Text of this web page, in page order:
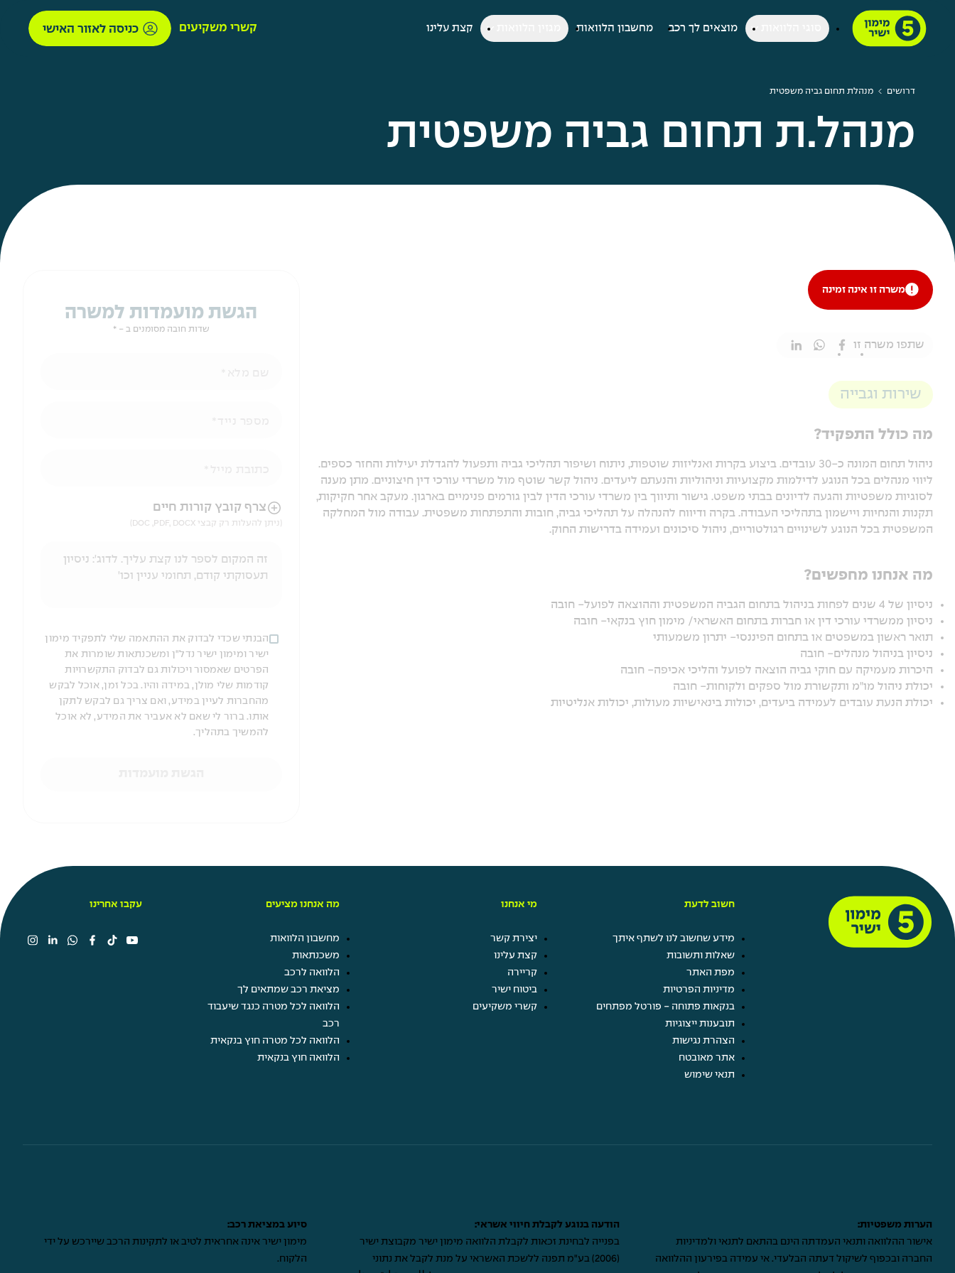
מוצאים לך רכב מחשבון הלוואות קצת עלינו קשרי משקיעים כניסה לאזור האישי
דרושים מנהלת תחום גביה משפטית
מנהל.ת תחום גביה משפטית
משרה זו אינה זמינה
שתפו משרה זו
שירות וגבייה
מה כולל התפקיד?
ניהול תחום המונה כ-30 עובדים. ביצוע בקרות ואנליזות שוטפות, ניתוח ושיפור תהליכי גביה ותפעול להגדלת יעילות והחזר כספים.
ליווי מנהלים בכל הנוגע לדילמות מקצועיות וניהוליות והנעתם ליעדים. ניהול קשר שוטף מול משרדי עורכי דין חיצוניים. מתן מענה
לסוגיות משפטיות והגעה לדיונים בבתי משפט. גישור ותיווך בין משרדי עורכי הדין לבין גורמים פנימיים בארגון. מעקב אחר חקיקות,
תקנות והנחיות ויישמון בתהליכי העבודה. בקרה ודיווח להנהלה על תהליכי גביה, חובות והתפתחות משפטית. עבודה מול המחלקה
המשפטית בכל הנוגע לשינויים רגולטוריים, ניהול סיכונים ועמידה בדרישות החוק.
מה אנחנו מחפשים?
ניסיון של 4 שנים לפחות בניהול בתחום הגביה המשפטית וההוצאה לפועל- חובה
ניסיון ממשרדי עורכי דין או חברות בתחום האשראי/ מימון חוץ בנקאי- חובה
תואר ראשון במשפטים או בתחום הפיננסי- יתרון משמעותי
ניסיון בניהול מנהלים- חובה
היכרות מעמיקה עם חוקי גביה הוצאה לפועל והליכי אכיפה- חובה
יכולת ניהול מו"מ ותקשורת מול ספקים ולקוחות- חובה
יכולת הנעת עובדים לעמידה ביעדים, יכולות בינאישיות מעולות, יכולות אנליטיות
הגשת מועמדות למשרה
שדות חובה מסומנים ב - *
הניווט לאחר העלאת הקובץ באמצעות מקש ה-TAB
צרף קובץ קורות חיים
(ניתן להעלות רק קבצי DOC ,PDF, DOCX)
הבנתי שכדי לבדוק את ההתאמה שלי לתפקיד מימון
ישיר ומימון ישיר נדל"ן ומשכנתאות שומרות את
הפרטים שאמסור ויכולות גם לבדוק התקשרויות
קודמות שלי מולן, במידה והיו. בכל זמן, אוכל לבקש
מהחברות לעיין במידע, ואם צריך גם לבקש לתקן
אותו. ברור לי שאם לא אעביר את המידע, לא אוכל
להמשיך בתהליך.
חשוב לדעת
מידע שחשוב לנו לשתף איתך
שאלות ותשובות
מפת האתר
מדיניות הפרטיות
בנקאות פתוחה - פורטל מפתחים
תובענות ייצוגיות
הצהרת נגישות
אתר מאובטח
תנאי שימוש
מי אנחנו
יצירת קשר
קצת עלינו
קריירה
ביטוח ישיר
קשרי משקיעים
מה אנחנו מציעים
מחשבון הלוואות
משכנתאות
הלוואה לרכב
מציאת רכב שמתאים לך
הלוואה לכל מטרה כנגד שיעבוד
רכב
הלוואה לכל מטרה חוץ בנקאית
הלוואה חוץ בנקאית
עקבו אחרינו
הערות משפטיות:
אישור ההלוואה ותנאי העמדתה הינם בהתאם לתנאי ולמדיניות
החברה ובכפוף לשיקול דעתה הבלעדי. אי עמידה בפירעון ההלוואה
הודעה בנוגע לקבלת חיווי אשראי:
בפנייה לבחינת זכאות לקבלת הלוואה מימון ישיר מקבוצת ישיר
(2006) בע"מ תפנה ללשכת האשראי על מנת לקבל את נתוני
סיוע במציאת רכב:
מימון ישיר אינה אחראית לטיב או לתקינות הרכב שיירכש על ידי
הלקוח.